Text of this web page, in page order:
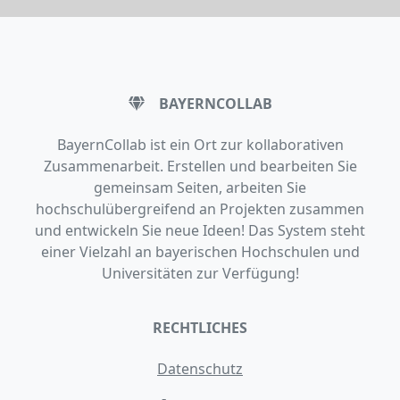
BAYERNCOLLAB
BayernCollab ist ein Ort zur kollaborativen
Zusammenarbeit. Erstellen und bearbeiten Sie
gemeinsam Seiten, arbeiten Sie
hochschulübergreifend an Projekten zusammen
und entwickeln Sie neue Ideen! Das System steht
einer Vielzahl an bayerischen Hochschulen und
Universitäten zur Verfügung!
RECHTLICHES
Datenschutz